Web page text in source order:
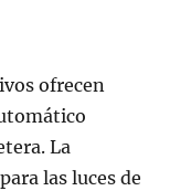
ofrecen
La
las luces de